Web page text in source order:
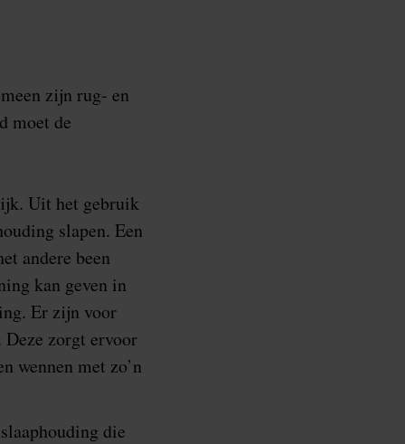
zijn rug- en
moet de
Uit het gebruik
slapen. Een
andere been
kan geven in
Er zijn voor
zorgt ervoor
wennen met zo’n
die